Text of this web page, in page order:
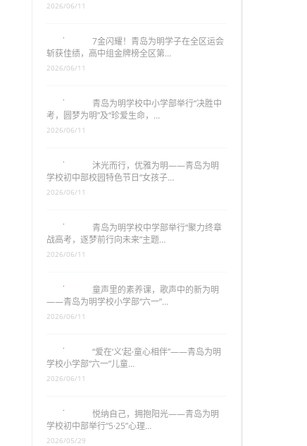
7金闪耀！青岛为明学子在全区运会
斩获佳绩，高中组金牌榜全区第…
青岛为明学校中小学部举行“决胜中
考，圆梦为明”及“珍爱生命，…
沐光而行，优雅为明——青岛为明
学校初中部校园特色节日“女孩子…
青岛为明学校中学部举行“聚力终章
战高考，逐梦前行向未来”主题…
童声里的素养课，歌声中的新为明
——青岛为明学校小学部“六一”…
“爱在‘义’起·童心相伴”——青岛为明
学校小学部“六一”儿童…
2026/06/11
悦纳自己，拥抱阳光——青岛为明
学校初中部举行“5·25”心理…